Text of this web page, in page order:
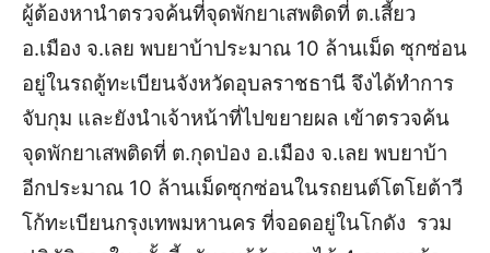
ผู้ต้องหานำตรวจค้นที่จุดพักยาเสพติดที่ ต.เสี้ยว
อ.เมือง จ.เลย พบยาบ้าประมาณ 10 ล้านเม็ด ซุกซ่อน
อยู่ในรถตู้ทะเบียนจังหวัดอุบลราชธานี จึงได้ทำการ
จับกุม และยังนำเจ้าหน้าที่ไปขยายผล เข้าตรวจค้น
จุดพักยาเสพติดที่ ต.กุดป่อง อ.เมือง จ.เลย พบยาบ้า
อีกประมาณ 10 ล้านเม็ดซุกซ่อนในรถยนต์โตโยต้าวี
โก้ทะเบียนกรุงเทพมหานคร ที่จอดอยู่ในโกดัง รวม